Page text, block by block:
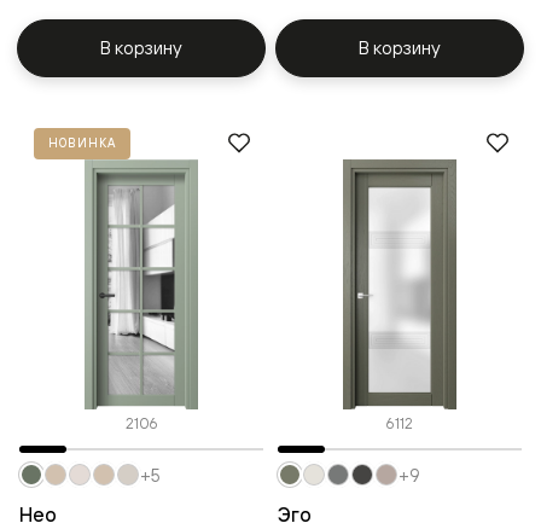
В корзину В корзину
НОВИНКА
2106
Нео
+5
6112
Эго
+9